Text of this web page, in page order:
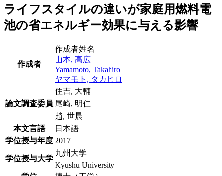
ライフスタイルの違いが家庭用燃料電
池の省エネルギー効果に与える影響
作成者
作成者姓名
山本, 高広
Yamamoto, Takahiro
ヤマモト, タカヒロ
論文調査委員
住吉, 大輔
尾崎, 明仁
趙, 世晨
本文言語
日本語
学位授与年度 2017
学位授与大学
九州大学
Kyushu University